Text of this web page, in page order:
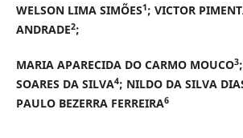
WELSON LIMA SIMÕES1; VICTOR
ANDRADE2;
MARIA APARECIDA DO CARMO MOUCO3
SOARES DA SILVA4; NILDO DA SILVA
PAULO BEZERRA FERREIRA6